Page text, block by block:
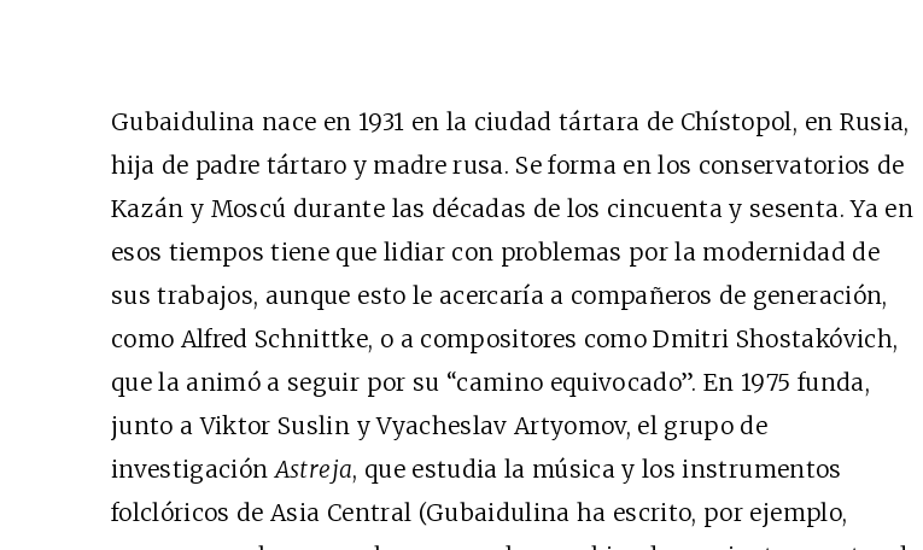
Gubaidulina nace en 1931 en la ciudad tártara de Chístopol, en Rusia,
hija de padre tártaro y madre rusa. Se forma en los conservatorios de
Kazán y Moscú durante las décadas de los cincuenta y sesenta. Ya en
esos tiempos tiene que lidiar con problemas por la modernidad de
sus trabajos, aunque esto le acercaría a compañeros de generación,
como Alfred Schnittke, o a compositores como Dmitri Shostakóvich,
que la animó a seguir por su “camino equivocado”. En 1975 funda,
junto a Viktor Suslin y Vyacheslav Artyomov, el grupo de
investigaciónAstreja, que estudia la música y los instrumentos
folclóricos de Asia Central (Gubaidulina ha escrito, por ejemplo,